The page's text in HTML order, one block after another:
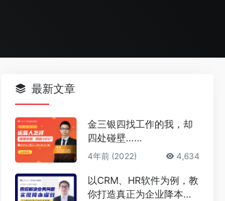
最新文章
金三银四找工作的我，却
四处碰壁……
4年前 (2022) 4,634
以CRM、HR软件为例，教
你打造真正为企业降本增